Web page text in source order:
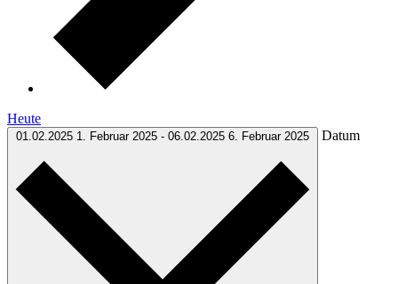
Heute
01.02.2025 1. Februar 2025 - 06.02.2025 6. Februar 2025 Datum